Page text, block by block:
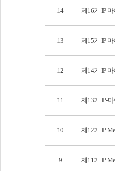
14 제16기 IP
13 제15기 IP
12 제14기 IP
11 제13기 IP-
10 제12기 IP
9 제11기 IP